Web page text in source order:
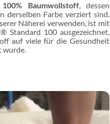
100% Baumwollstoff, dessen
derselben Farbe verziert sind.
Näherei verwenden, ist mit
Standard 100 ausgezeichnet,
auf viele für die Gesundheit
wurde.